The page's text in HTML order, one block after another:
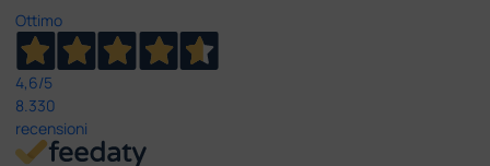
Ottimo
4,6/5
8.330
recensioni